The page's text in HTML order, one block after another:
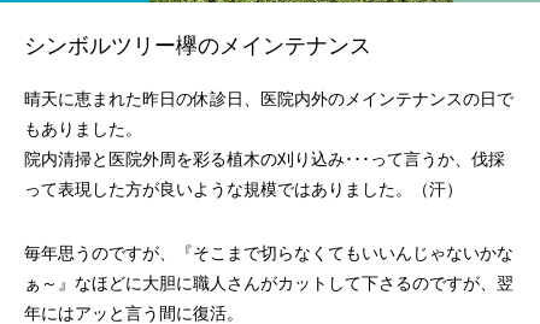
シンボルツリー欅のメインテナンス
晴天に恵まれた昨日の休診日、医院内外のメインテナンスの日で
もありました。
院内清掃と医院外周を彩る植木の刈り込み･･･って言うか、伐採
って表現した方が良いような規模ではありました。（汗）
毎年思うのですが、『そこまで切らなくてもいいんじゃないかな
ぁ～』なほどに大胆に職人さんがカットして下さるのですが、翌
年にはアッと言う間に復活。